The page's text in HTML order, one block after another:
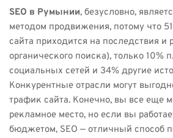
SEO в Румынии, безусловно,
методом продвижения, потому что
сайта приходится на последствия и
органического поиска), только 10%
социальных сетей и 34% другие
Конкурентные отрасли могут
трафик сайта. Конечно, вы все еще
рекламное место, но если вы
бюджетом, SEO — отличный способ